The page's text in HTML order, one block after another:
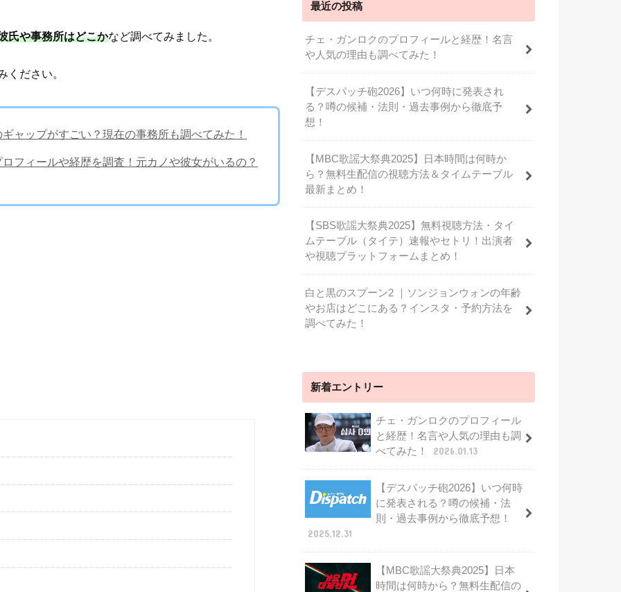
氏や事務所はどこかなど調べてみました。
ください。
ャップがすごい？現在の事務所も調べてみた！
フィールや経歴を調査！元カノや彼女がいるの？
最近の投稿
チェ・ガンロクのプロフィールと経歴！名言
や人気の理由も調べてみた！
【デスパッチ砲2026】いつ何時に発表され
る？噂の候補・法則・過去事例から徹底予
想！
【MBC歌謡大祭典2025】日本時間は何時か
ら？無料生配信の視聴方法＆タイムテーブル
最新まとめ！
【SBS歌謡大祭典2025】無料視聴方法・タイ
ムテーブル（タイテ）速報やセトリ！出演者
や視聴プラットフォームまとめ！
白と黒のスプーン2 ｜ソンジョンウォンの年齢
やお店はどこにある？インスタ・予約方法を
調べてみた！
新着エントリー
チェ・ガンロクのプロフィール
と経歴！名言や人気の理由も調
べてみた！
2026.01.13
【デスパッチ砲2026】いつ何時
に発表される？噂の候補・法
則・過去事例から徹底予想！
2025.12.31
【MBC歌謡大祭典2025】日本
時間は何時から？無料生配信の